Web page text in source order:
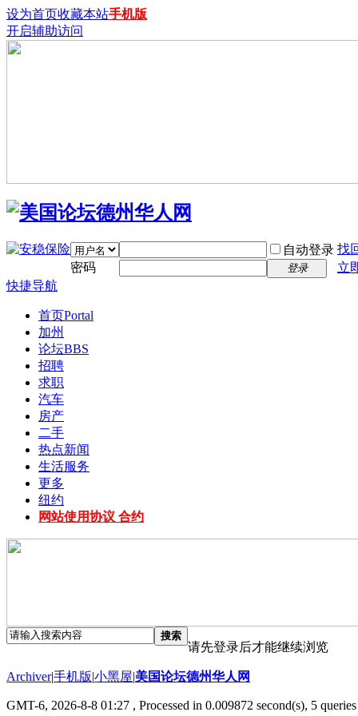
设为首页收藏本站手机版
开启辅助访问
自动登录 找
密码
登录
立
快捷导航
首页Portal
加州
论坛BBS
招聘
求职
汽车
房产
二手
热点新闻
生活服务
更多
纽约
网站使用协议 合约
搜索
请先登录后才能继续浏览
Archiver|手机版|小黑屋|美国论坛德州华人网
GMT-6, 2026-8-8 01:27 , Processed in 0.009872 second(s), 5